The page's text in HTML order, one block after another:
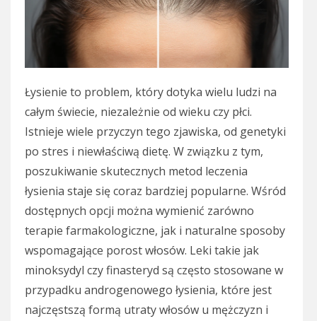
Łysienie to problem, który dotyka wielu ludzi na
całym świecie, niezależnie od wieku czy płci.
Istnieje wiele przyczyn tego zjawiska, od genetyki
po stres i niewłaściwą dietę. W związku z tym,
poszukiwanie skutecznych metod leczenia
łysienia staje się coraz bardziej popularne. Wśród
dostępnych opcji można wymienić zarówno
terapie farmakologiczne, jak i naturalne sposoby
wspomagające porost włosów. Leki takie jak
minoksydyl czy finasteryd są często stosowane w
przypadku androgenowego łysienia, które jest
najczęstszą formą utraty włosów u mężczyzn i